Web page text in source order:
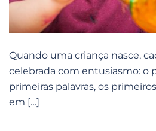
Quando uma criança nasce,
celebrada com entusiasmo: o
primeiras palavras, os
em […]